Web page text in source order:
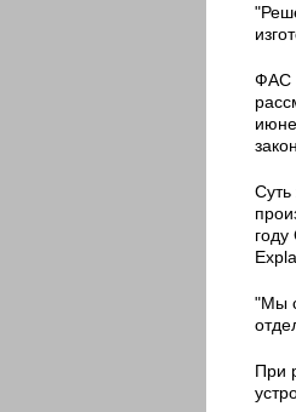
ФАС
Суть
"Мы
При